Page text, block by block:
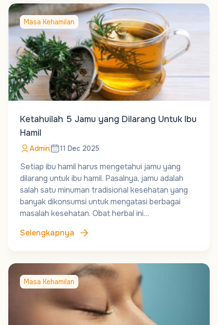
Masa Kehamilan
Ketahuilah 5 Jamu yang Dilarang Untuk Ibu
Hamil
Admin 11 Dec 2025
Setiap ibu hamil harus mengetahui jamu yang
dilarang untuk ibu hamil. Pasalnya, jamu adalah
salah satu minuman tradisional kesehatan yang
banyak dikonsumsi untuk mengatasi berbagai
masalah kesehatan. Obat herbal ini…
Selengkapnya
Masa Kehamilan